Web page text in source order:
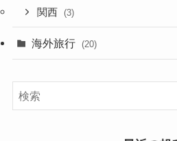
関西 (3)
海外旅行 (20)